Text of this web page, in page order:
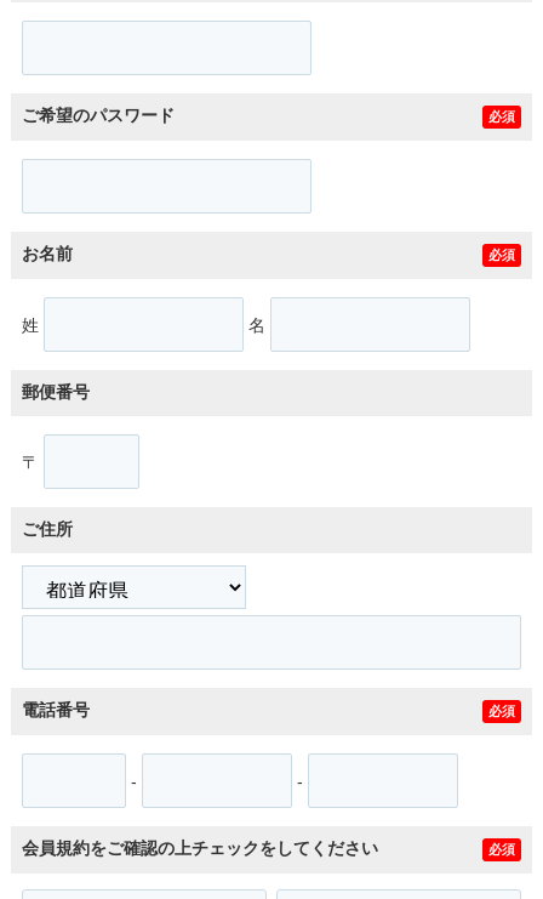
ご希望のパスワード 必須
お名前 必須
姓 名
郵便番号
〒
ご住所
電話番号 必須
- -
会員規約をご確認の上チェックをしてください 必須